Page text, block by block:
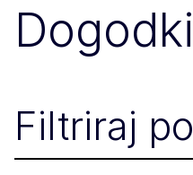
Dogodki
Filtriraj po